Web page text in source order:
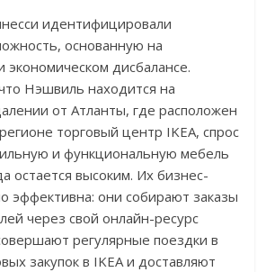
идентифицировали
основанную на
экономическом дисбалансе.
Нэшвиль находится на
от Атланты, где расположен
торговый центр IKEA, спрос
и функциональную мебель
остается высоким. Их бизнес-
эффективна: они собирают заказы
через свой онлайн-ресурс
регулярные поездки в
закупок в IKEA и доставляют